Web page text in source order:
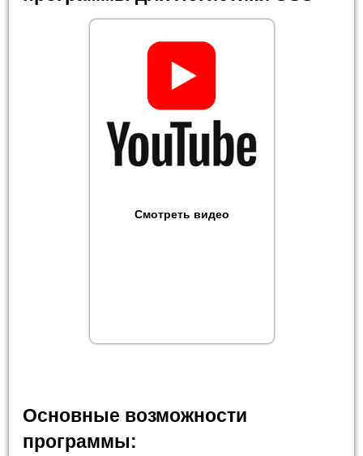
Смотреть видео
Основные возможности
программы: